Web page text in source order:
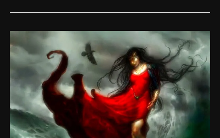
Nie
wierzcie
najeźdźcom!
–
Bitter
Rose
Broken
Spear